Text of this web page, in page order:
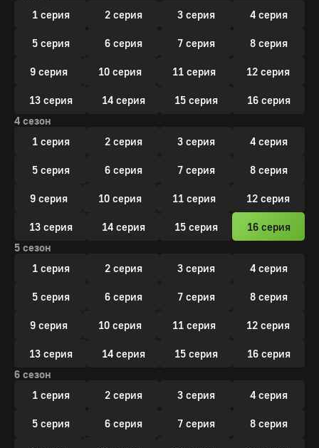
1 серия
2 серия 3 серия 4 серия
5 серия 6 серия 7 серия 8 серия
9 серия 10 серия 11 серия 12 серия
13 серия 14 серия 15 серия
16 серия
4 сезон
1 серия
2 серия 3 серия 4 серия
5 серия 6 серия 7 серия 8 серия
9 серия 10 серия 11 серия 12 серия
13 серия 14 серия 15 серия
16 серия
5 сезон
1 серия
2 серия 3 серия 4 серия
5 серия 6 серия 7 серия 8 серия
9 серия 10 серия 11 серия 12 серия
13 серия 14 серия 15 серия
16 серия
6 сезон
1 серия
2 серия 3 серия 4 серия
5 серия 6 серия 7 серия 8 серия